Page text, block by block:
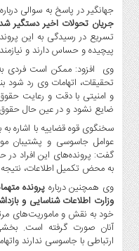
جهانگیر در پاسخ به سوالی درباره
جریان تحولات اخیر دستگیر
تسریع در رسیدگی به این
پیچیده و حساس دارند و
وی افزود: ممکن است فردی
تحقیقات، اتهامات وی رد شود
و امنیتی با دقت و رعایت
ضایع نشود و در عین حال
عوامل جاسوسی و پشتیبان
گفت: پرونده‌های این افراد در
به محض تکمیل اطلاعات،
وی همچنین درباره
وزارت اطلاعات شناسایی و
خود به نقش و ماموریت‌های
آنان صورت گرفته است.
ارتباطی با جاسوسی ندارند